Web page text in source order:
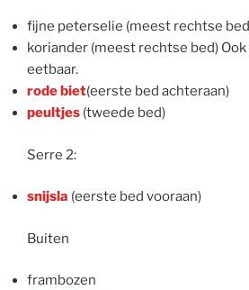
fijne peterselie (meest rechtse
koriander (meest rechtse bed)
eetbaar.
rode biet(eerste bed achteraan)
peultjes (tweede bed)
Serre 2:
snijsla (eerste bed vooraan)
Buiten
frambozen